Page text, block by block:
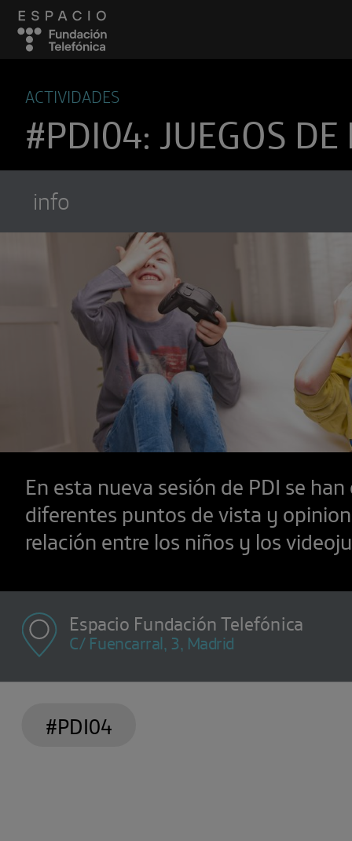
ACTIVIDADES
#PDI04: JUEGOS
info
En esta nueva sesión de PDI se
diferentes puntos de vista y
relación entre los niños y los
Espacio Fundación Telefónica
C/ Fuencarral, 3, Madrid
#PDI04